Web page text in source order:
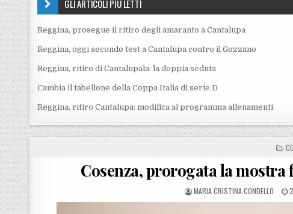
GLI ARTICOLI PIÙ LETTI
Reggina, prosegue il ritiro degli amaranto a Cantalupa
Reggina, oggi secondo test a Cantalupa contro il Gozzano
Reggina, ritiro di Cantalupala: la doppia seduta
Cambia il tabellone della Coppa Italia di serie D
Reggina, ritiro Cantalupa: modifica al programma allenamenti
Cosenza, prorogata la
POSTED BY
MARIA CRISTINA CONDELLO